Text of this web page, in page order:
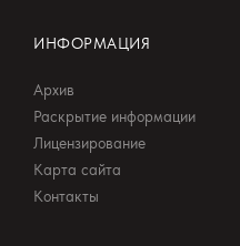
ИНФОРМАЦИЯ
Архив
Раскрытие информации
Лицензирование
Карта сайта
Контакты